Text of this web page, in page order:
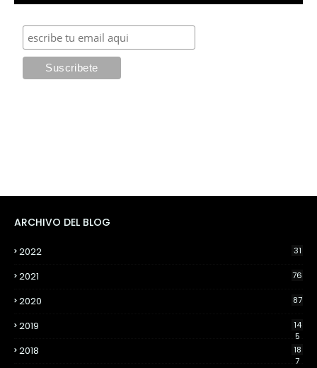
ARCHIVO DEL BLOG
2022 31
2021 76
2020 87
2019
14
5
2018
18
7